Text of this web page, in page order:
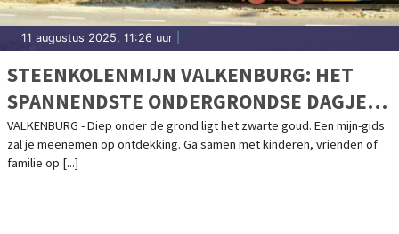
11 augustus 2025, 11:26 uur
STEENKOLENMIJN VALKENBURG: HET
SPANNENDSTE ONDERGRONDSE DAGJE
UIT IN VALKENBURG
VALKENBURG - Diep onder de grond ligt het zwarte goud. Een mijn-gids
zal je meenemen op ontdekking. Ga samen met kinderen, vrienden of
familie op [...]